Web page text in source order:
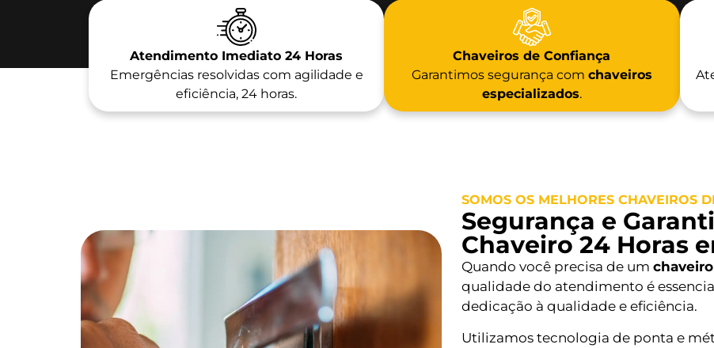
Atendimento Imediato 24 Horas
Emergências resolvidas com agilidade e
eficiência, 24 horas.
Chaveiros de Confiança
Garantimos segurança com chaveiros
especializados.
SOMOS OS MELHORES CHAVEIROS
Segurança e
Chaveiro 24 Horas
Quando você precisa de um
qualidade do atendimento é
dedicação à qualidade e eficiência.
Utilizamos tecnologia de ponta e